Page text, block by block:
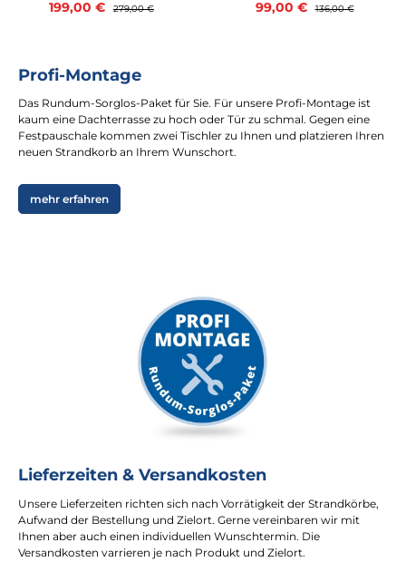
Verkaufspreis:
199,00 € Regulärer Preis:
279,00 € Verkaufspreis:
99,00 € Regulärer Preis:
136,00 €
Profi-Montage
Das Rundum-Sorglos-Paket für Sie. Für unsere Profi-Montage ist
kaum eine Dachterrasse zu hoch oder Tür zu schmal. Gegen eine
Festpauschale kommen zwei Tischler zu Ihnen und platzieren Ihren
neuen Strandkorb an Ihrem Wunschort.
mehr erfahren
Lieferzeiten & Versandkosten
Unsere Lieferzeiten richten sich nach Vorrätigkeit der Strandkörbe,
Aufwand der Bestellung und Zielort. Gerne vereinbaren wir mit
Ihnen aber auch einen individuellen Wunschtermin. Die
Versandkosten varrieren je nach Produkt und Zielort.